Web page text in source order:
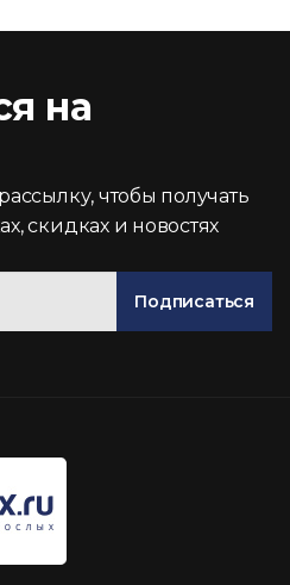
на
чтобы получать
скидках и новостях
Подписаться